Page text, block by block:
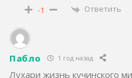
-1 Ответить
Пабло 1 год назад
Лухари жизнь кучинского